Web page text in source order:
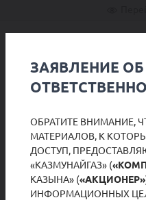
ЗАЯВЛЕНИЕ ОБ
ОБРАТИТЕ ВНИМАНИЕ,
МАТЕРИАЛОВ, К
ДОСТУП,
«КАЗМУНАЙГАЗ» (
КАЗЫНА» («АКЦИОНЕР»
ИНФОРМАЦИОННЫХ